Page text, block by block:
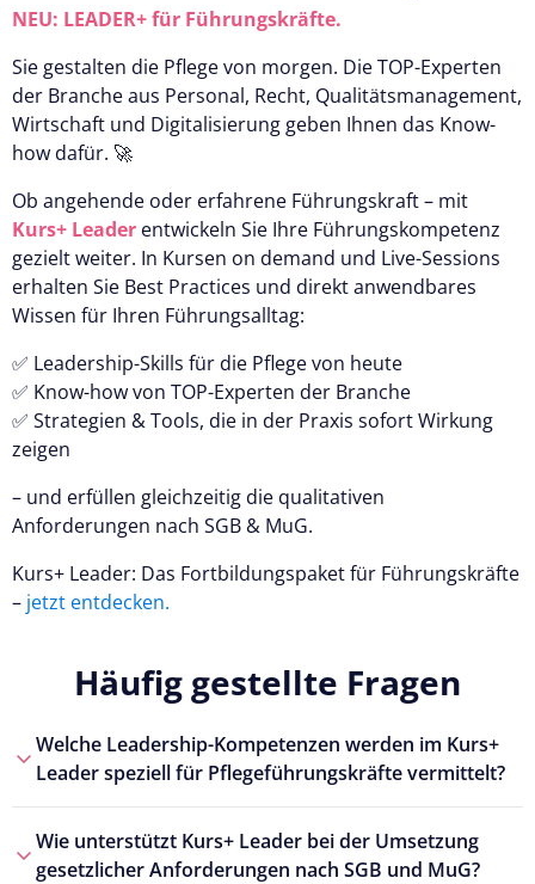
NEU: LEADER+für Führungskräfte.
Sie gestalten die Pflege von morgen. Die TOP-Experten
der Branche aus Personal, Recht, Qualitätsmanagement,
Wirtschaft und Digitalisierung geben Ihnen das Know-
how dafür. 🚀
Ob angehende oder erfahrene Führungskraft – mit
Kurs+ Leader entwickeln Sie Ihre Führungskompetenz
gezielt weiter. In Kursen on demand und Live-Sessions
erhalten Sie Best Practices und direkt anwendbares
Wissen für Ihren Führungsalltag:
✅ Leadership-Skills für die Pflege von heute
✅ Know-how von TOP-Experten der Branche
✅ Strategien & Tools, die in der Praxis sofort Wirkung
zeigen
– und erfüllen gleichzeitig die qualitativen
Anforderungen nach SGB & MuG.
Kurs+ Leader: Das Fortbildungspaket für Führungskräfte
– jetzt entdecken.
Häufig gestellte Fragen
Welche Leadership-Kompetenzen werden im Kurs+
Leader speziell für Pflegeführungskräfte vermittelt?
Wie unterstützt Kurs+ Leader bei der Umsetzung
gesetzlicher Anforderungen nach SGB und MuG?